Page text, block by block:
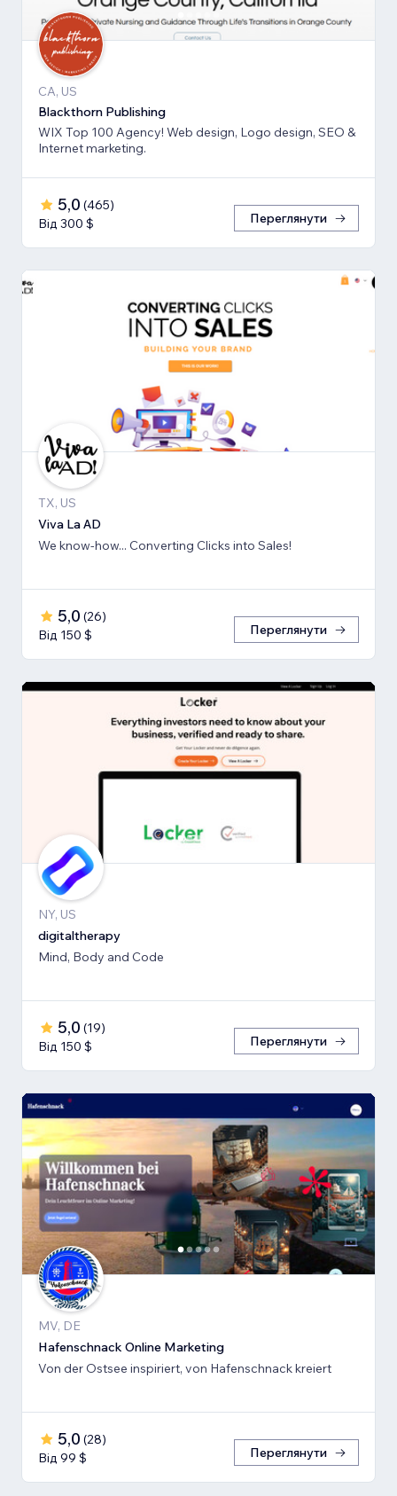
CA, US
Blackthorn Publishing
WIX Top 100 Agency! Web design, Logo design, SEO &
Internet marketing.
5,0 (465)
Від 300 $
Переглянути
TX, US
Viva La AD
We know-how... Converting Clicks into Sales!
5,0 (26)
Від 150 $
Переглянути
NY, US
digitaltherapy
Mind, Body and Code
5,0 (19)
Від 150 $
Переглянути
MV, DE
Hafenschnack Online Marketing
Von der Ostsee inspiriert, von Hafenschnack kreiert
5,0 (28)
Від 99 $
Переглянути